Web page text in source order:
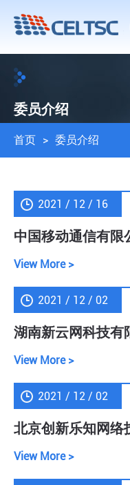
委员介绍
首页 > 委员介绍
2021 / 12 / 16
中国移动通信有限
View More >
2021 / 12 / 02
湖南新云网科技有
View More >
2021 / 12 / 02
北京创新乐知网络
View More >